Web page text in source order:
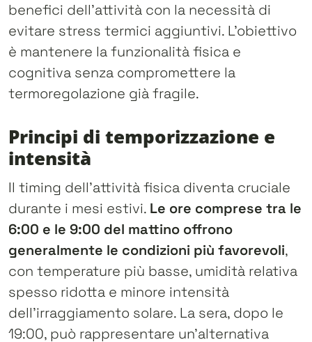
benefici dell’attività con la necessità di
evitare stress termici aggiuntivi. L’obiettivo
è mantenere la funzionalità fisica e
cognitiva senza compromettere la
termoregolazione già fragile.
Principi di temporizzazione e
intensità
Il timing dell’attività fisica diventa cruciale
durante i mesi estivi. Le ore comprese tra le
6:00 e le 9:00 del mattino offrono
generalmente le condizioni più favorevoli,
con temperature più basse, umidità relativa
spesso ridotta e minore intensità
dell’irraggiamento solare. La sera, dopo le
19:00, può rappresentare un’alternativa